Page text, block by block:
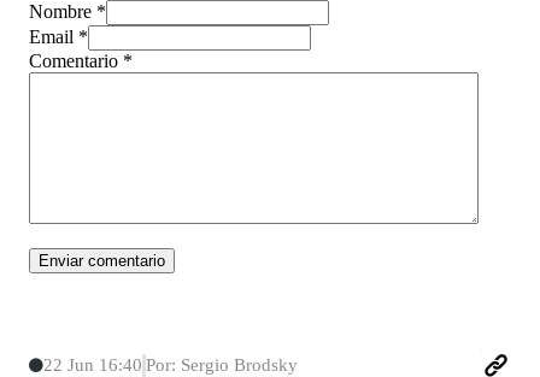
Nombre *
Email *
Comentario *
22 Jun 16:40 Por: Sergio Brodsky